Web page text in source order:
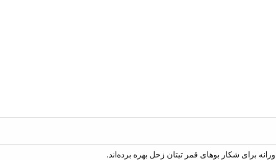
برای شکار بوهای قمر تیتان زحل بهره برده‌اند.